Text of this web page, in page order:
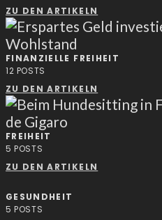
ZU DEN ARTIKELN
FINANZIELLE FREIHEIT
12 POSTS
ZU DEN ARTIKELN
FREIHEIT
5 POSTS
ZU DEN ARTIKELN
GESUNDHEIT
5 POSTS